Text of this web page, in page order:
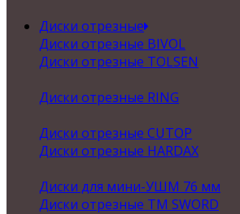
Диски отрезные
Диски отрезные BIVOL
Диски отрезные TOLSEN
Диски отрезные RING
Диски отрезные CUTOP
Диски отрезные HARDAX
Диски для мини-УШМ 76 мм
Диски отрезные ТМ SWORD